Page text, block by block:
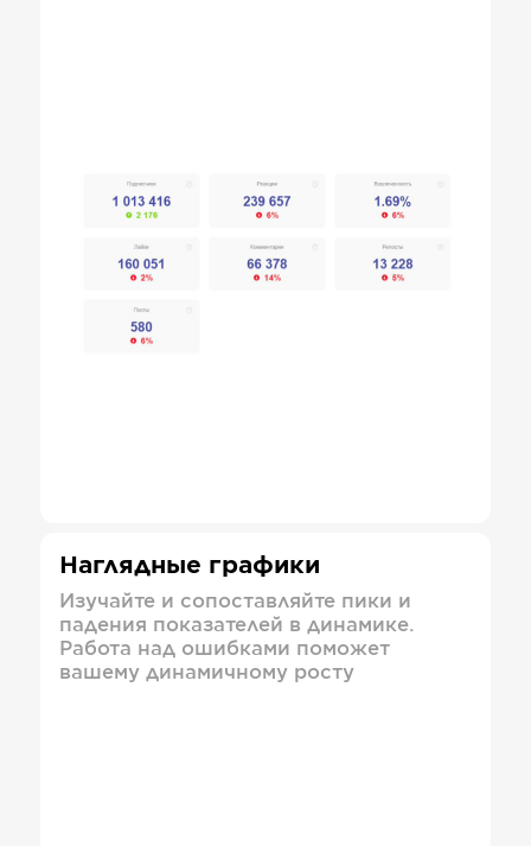
Наглядные графики
Изучайте и сопоставляйте пики и
падения показателей в динамике.
Работа над ошибками поможет
вашему динамичному росту